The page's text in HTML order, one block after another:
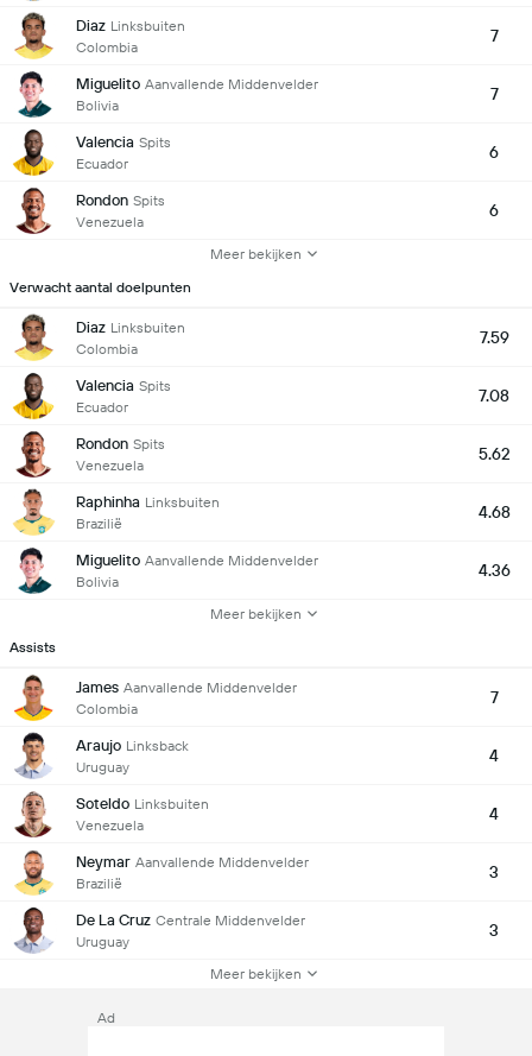
Diaz Linksbuiten
Colombia
7
Miguelito Aanvallende Middenvelder
Bolivia
7
Valencia Spits
Ecuador
6
Rondon Spits
Venezuela
6
Meer bekijken
Verwacht aantal doelpunten
Diaz Linksbuiten
Colombia
7.59
Valencia Spits
Ecuador
7.08
Rondon Spits
Venezuela
5.62
Raphinha Linksbuiten
Brazilië
4.68
Miguelito Aanvallende Middenvelder
Bolivia
4.36
Meer bekijken
Assists
James Aanvallende Middenvelder
Colombia
7
Araujo Linksback
Uruguay
4
Soteldo Linksbuiten
Venezuela
4
Neymar Aanvallende Middenvelder
Brazilië
3
De La Cruz Centrale Middenvelder
Uruguay
3
Meer bekijken
Ad